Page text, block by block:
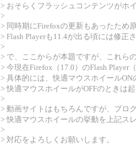
> おそらくフラッシュコンテンツがホ
>
> 同時期にFirefoxの更新もあったため
> Flash Playerも11.4が出る頃には修正
>
> で、ここからが本題ですが、これら
> 今現在Firefox（17.0）のFlash Player
> 具体的には、快適マウスホイール
> 快適マウスホイールがOFFのときは起
>
> 動画サイトはもちろんですが、ブロ
> 快適マウスホイールの挙動を上記ス
>
> 対応をよろしくお願いします。